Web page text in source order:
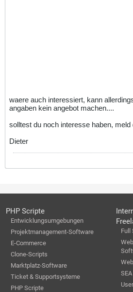
waere auch interessiert, kann
angaben kein angebot machen....
solltest du noch interesse haben,
Dieter
PHP Scripte
Entwicklungsumgebungen
Projektmanagement-Software
E-Commerce
Clone-Scripts
Marktplatz-Software
Ticket & Supportsysteme
PHP Scripte
Full